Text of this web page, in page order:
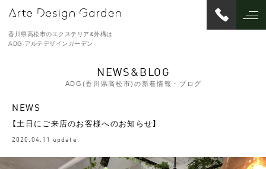
NEWS&BLOG
ADG(香川県高松市)の新着情報・ブログ
香川県高松市のエクステリア&外構は
ADG-アルテデザインガーデン
NEWS
【土日にご来店のお客様へのお知らせ】
2020.04.11 update.